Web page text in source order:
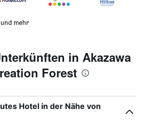
mehr
in Akazawa
Forest
Hotel in der Nähe von